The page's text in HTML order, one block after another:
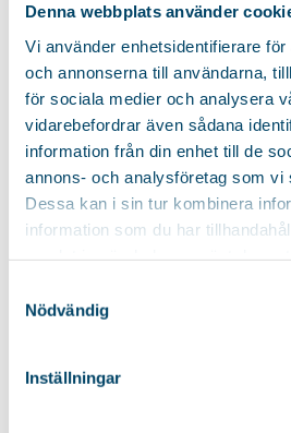
Denna webbplats använder
Vi använder enhetsidentifierare
och annonserna till användarna,
för sociala medier och analysera
vidarebefordrar även sådana
information från din enhet till de
annons- och analysföretag som vi
Dessa kan i sin tur kombinera
information som du har
Nödvändig
Inställningar
7 m
Compact living
Wäscheständer Rapid
Praktischer Wäscheständer, der